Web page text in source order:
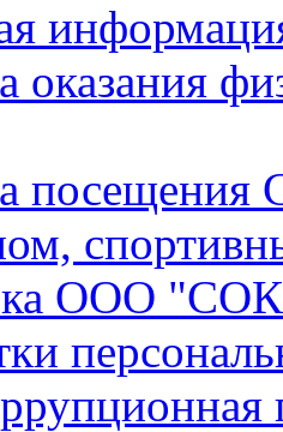
оказания
посещения
ООО "СОК